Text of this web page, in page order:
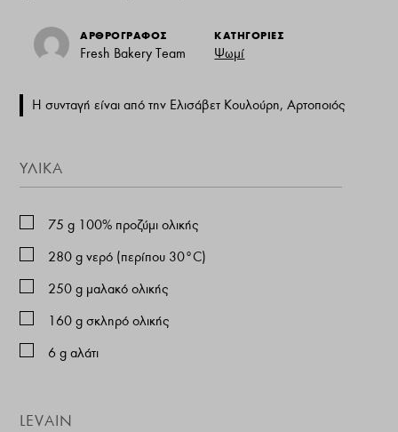
ΑΡΘΡΟΓΡΑΦΟΣ
Fresh Bakery Team
ΚΑΤΗΓΟΡΙΕΣ
Ψωμί
Η συνταγή είναι από την Ελισάβετ Κουλούρη, Αρτοποιός
ΥΛΙΚΑ
75 g 100% προζύμι ολικής
280 g νερό (περίπου 30°C)
250 g μαλακό ολικής
160 g σκληρό ολικής
6 g αλάτι
LEVAIN